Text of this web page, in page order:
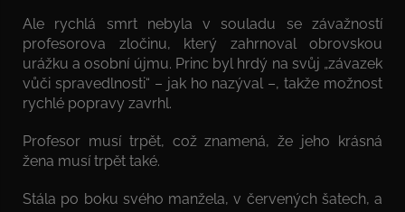
Ale rychlá smrt nebyla v souladu se závažností
profesorova zločinu, který zahrnoval obrovskou
urážku a osobní újmu. Princ byl hrdý na svůj „závazek
vůči spravedlnosti“ – jak ho nazýval –, takže možnost
rychlé popravy zavrhl.
Profesor musí trpět, což znamená, že jeho krásná
žena musí trpět také.
Stála po boku svého manžela, v červených šatech, a